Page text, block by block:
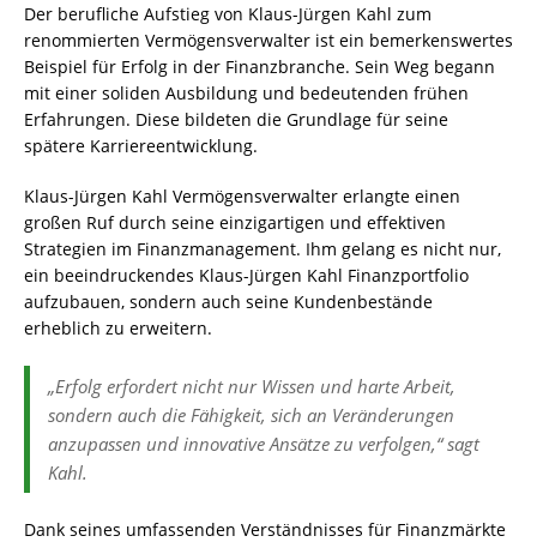
Der berufliche Aufstieg von Klaus-Jürgen Kahl zum
renommierten Vermögensverwalter ist ein bemerkenswertes
Beispiel für Erfolg in der Finanzbranche. Sein Weg begann
mit einer soliden Ausbildung und bedeutenden frühen
Erfahrungen. Diese bildeten die Grundlage für seine
spätere Karriereentwicklung.
Klaus-Jürgen Kahl Vermögensverwalter erlangte einen
großen Ruf durch seine einzigartigen und effektiven
Strategien im Finanzmanagement. Ihm gelang es nicht nur,
ein beeindruckendes Klaus-Jürgen Kahl Finanzportfolio
aufzubauen, sondern auch seine Kundenbestände
erheblich zu erweitern.
„Erfolg erfordert nicht nur Wissen und harte Arbeit,
sondern auch die Fähigkeit, sich an Veränderungen
anzupassen und innovative Ansätze zu verfolgen,“ sagt
Kahl.
Dank seines umfassenden Verständnisses für Finanzmärkte